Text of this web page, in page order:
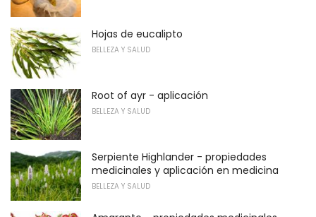
Hojas de eucalipto
BELLEZA Y SALUD
Root of ayr - aplicación
BELLEZA Y SALUD
Serpiente Highlander - propiedades
medicinales y aplicación en medicina
BELLEZA Y SALUD